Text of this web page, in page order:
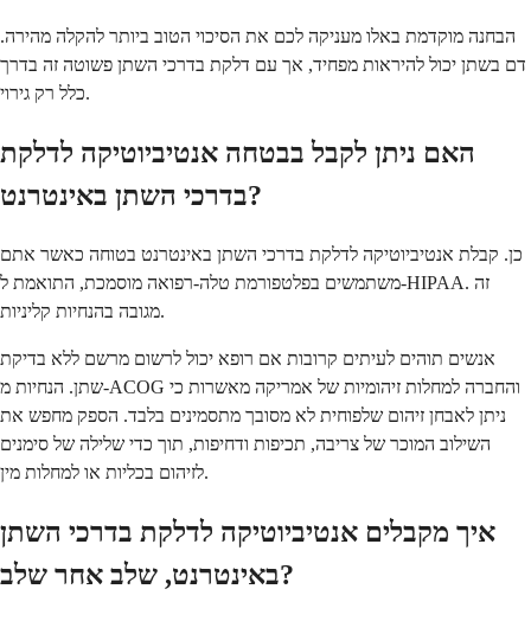
הבחנה מוקדמת באלו מעניקה לכם את הסיכוי הטוב ביותר להקלה מהירה.
דם בשתן יכול להיראות מפחיד, אך עם דלקת בדרכי השתן פשוטה זה בדרך
כלל רק גירוי.
האם ניתן לקבל בבטחה אנטיביוטיקה לדלקת
בדרכי השתן באינטרנט?
כן. קבלת אנטיביוטיקה לדלקת בדרכי השתן באינטרנט בטוחה כאשר אתם
משתמשים בפלטפורמת טלה-רפואה מוסמכת, התואמת ל-HIPAA. זה
מגובה בהנחיות קליניות.
אנשים תוהים לעיתים קרובות אם רופא יכול לרשום מרשם ללא בדיקת
שתן. הנחיות מ-ACOG והחברה למחלות זיהומיות של אמריקה מאשרות כי
ניתן לאבחן זיהום שלפוחית לא מסובך מתסמינים בלבד. הספק מחפש את
השילוב המוכר של צריבה, תכיפות ודחיפות, תוך כדי שלילה של סימנים
לזיהום בכליות או למחלות מין.
איך מקבלים אנטיביוטיקה לדלקת בדרכי השתן
באינטרנט, שלב אחר שלב?